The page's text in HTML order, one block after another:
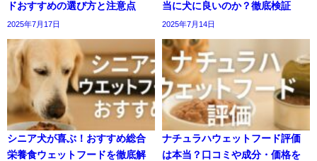
ドおすすめの選び方と注意点
2025年7月17日
当に犬に良いのか？徹底検証
2025年7月14日
シニア犬が喜ぶ！おすすめ総合
栄養食ウェットフードを徹底解
ナチュラハウェットフード評価
は本当？口コミや成分・価格を